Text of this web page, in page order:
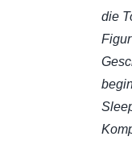
die